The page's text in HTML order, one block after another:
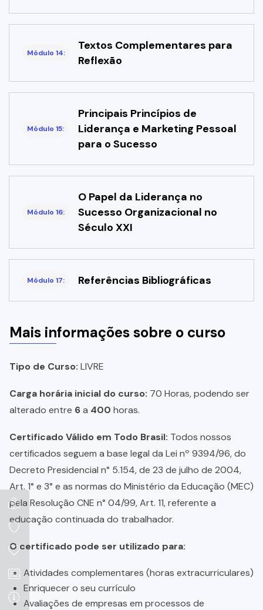
Módulo 14:
Textos Complementares para
Reflexão
Módulo 15:
Principais Princípios de
Liderança e Marketing Pessoal
para o Sucesso
Módulo 16:
O Papel da Liderança no
Sucesso Organizacional no
Século XXI
Módulo 17: Referências Bibliográficas
Mais informações sobre o curso
Tipo de Curso: LIVRE
Carga horária inicial do curso: 70 Horas, podendo ser
alterado entre 6a 400 horas.
Certificado Válido em Todo Brasil: Todos nossos
certificados seguem a base legal da Lei nº 9394/96, do
Decreto Presidencial n° 5.154, de 23 de julho de 2004,
Art. 1° e 3° e as normas do Ministério da Educação (MEC)
pela Resolução CNE n° 04/99, Art. 11, referente a
educação continuada do trabalhador.
O certificado pode ser utilizado para:
Atividades complementares (horas extracurriculares)
Enriquecer o seu currículo
Avaliações de empresas em processos de